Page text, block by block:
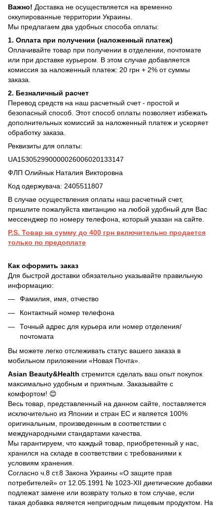
Важно! Доставка не осуществляется на временно
оккупированные территории Украины.
Мы предлагаем два удобных способа оплаты:
1. Оплата при получении (наложенный платеж)
Оплачивайте товар при получении в отделении, почтомате
или при доставке курьером. В этом случае добавляется
комиссия за наложенный платеж: 20 грн + 2% от суммы
заказа.
2. Безналичный расчет
Перевод средств на наш расчетный счет - простой и
безопасный способ. Этот способ оплаты позволяет избежать
дополнительных комиссий за наложенный платеж и ускоряет
обработку заказа.
Реквизиты для оплаты:
UA153052990000026006020133147
ФЛП Олийнык Наталия Викторовна
Код одержувача: 2405511807
В случае осуществления оплаты наш расчетный счет,
пришлите пожалуйста квитанцию на любой удобный для Вас
мессенджер по номеру телефона, который указан на сайте.
P.S. Товар на сумму до 400 грн включительно продается
только по предоплате
Как оформить заказ
Для быстрой доставки обязательно указывайте правильную
информацию:
Фамилия, имя, отчество
Контактный номер телефона
Точный адрес для курьера или номер отделения/
почтомата
Вы можете легко отслеживать статус вашего заказа в
мобильном приложении «Новая Почта».
Asian Beauty&Health стремится сделать ваш опыт покупок
максимально удобным и приятным. Заказывайте с
комфортом! 😊
Весь товар, представленный на данном сайте, поставляется
исключительно из Японии и стран ЕС и является 100%
оригинальным, произведенным в соответствии с
международными стандартами качества.
Мы гарантируем, что каждый товар, приобретенный у нас,
хранился на складе в соответствии с требованиями к
условиям хранения.
Согласно ч.8 ст.8 Закона Украины «О защите прав
потребителей» от 12.05.1991 № 1023-ХII диетические добавки
подлежат замене или возврату только в том случае, если
такая добавка является непригодным пищевым продуктом. На